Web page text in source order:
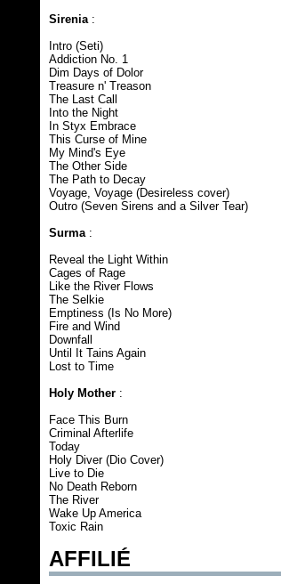
Sirenia:
Intro (Seti)
Addiction No. 1
Dim Days of Dolor
Treasure n' Treason
The Last Call
Into the Night
In Styx Embrace
This Curse of Mine
My Mind's Eye
The Other Side
The Path to Decay
Voyage, Voyage (Desireless cover)
Outro (Seven Sirens and a Silver Tear)
Surma:
Reveal the Light Within
Cages of Rage
Like the River Flows
The Selkie
Emptiness (Is No More)
Fire and Wind
Downfall
Until It Tains Again
Lost to Time
Holy Mother :
Face This Burn
Criminal Afterlife
Today
Holy Diver (Dio Cover)
Live to Die
No Death Reborn
The River
Wake Up America
Toxic Rain
AFFILIÉ